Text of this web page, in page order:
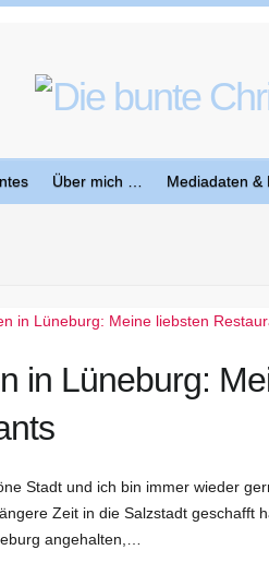
Über mich … Mediadaten &
in Lüneburg:
Stadt und ich bin immer wieder
Zeit in die Salzstadt geschafft
angehalten,…